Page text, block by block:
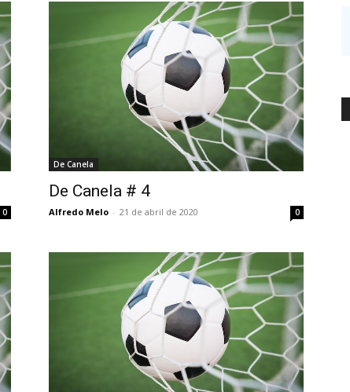
0
De Canela
De Canela # 4
Alfredo Melo - 21 de abril de 2020 0